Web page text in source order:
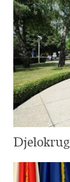
Djelokrug